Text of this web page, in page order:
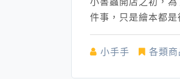
件事，只是繪本都
小手手 各類商